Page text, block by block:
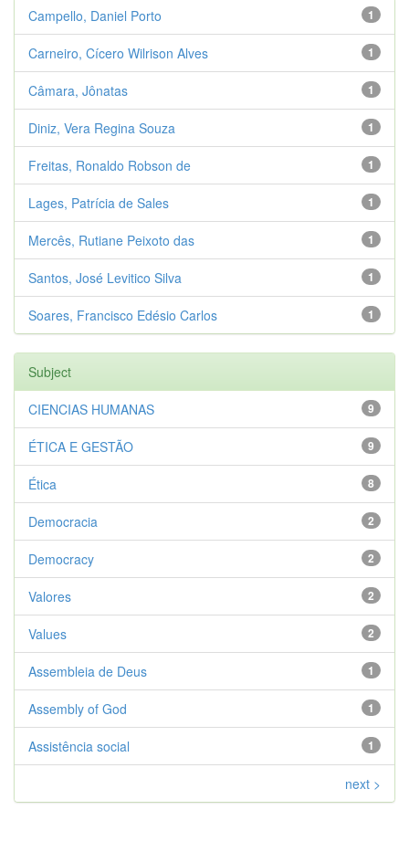
1
Campello, Daniel Porto
1
Carneiro, Cícero Wilrison Alves
1
Câmara, Jônatas
1
Diniz, Vera Regina Souza
1
Freitas, Ronaldo Robson de
1
Lages, Patrícia de Sales
1
Mercês, Rutiane Peixoto das
1
Santos, José Levitico Silva
1
Soares, Francisco Edésio Carlos
Subject
9
CIENCIAS HUMANAS
9
ÉTICA E GESTÃO
8
Ética
2
Democracia
2
Democracy
2
Valores
2
Values
1
Assembleia de Deus
1
Assembly of God
1
Assistência social
next >